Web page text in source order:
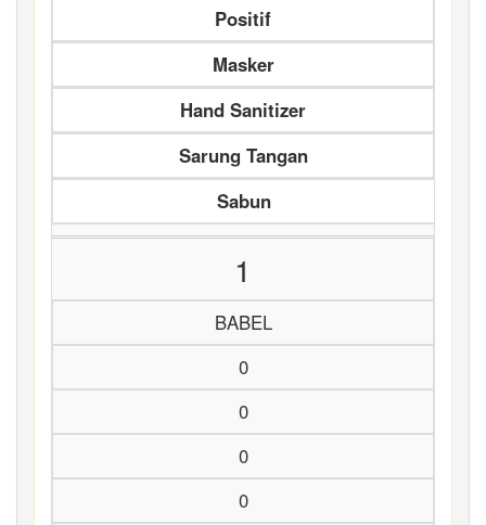
Positif
Masker
Hand Sanitizer
Sarung Tangan
Sabun
1
BABEL
0
0
0
0